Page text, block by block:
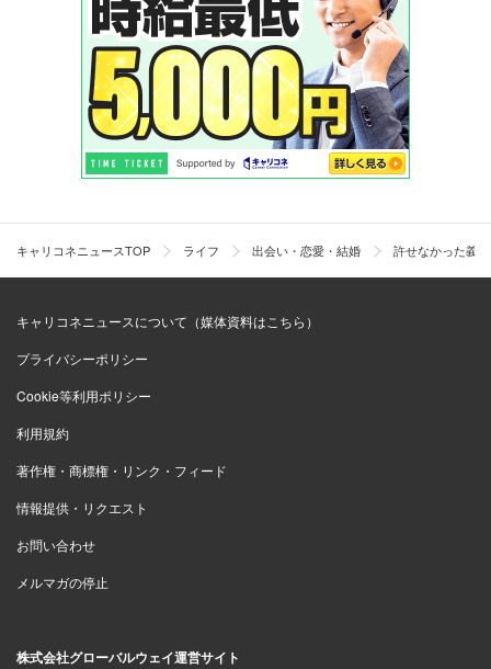
キャリコネニュースTOP ライフ 出会い・恋愛・結婚 許せなかった義
キャリコネニュースについて（媒体資料はこちら）
プライバシーポリシー
Cookie等利用ポリシー
利用規約
著作権・商標権・リンク・フィード
情報提供・リクエスト
お問い合わせ
メルマガの停止
株式会社グローバルウェイ運営サイト